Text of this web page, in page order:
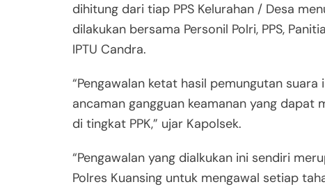
dihitung dari tiap PPS Kelurahan / Desa
dilakukan bersama Personil Polri, PPS,
IPTU Candra.
“Pengawalan ketat hasil pemungutan
ancaman gangguan keamanan yang
di tingkat PPK,” ujar Kapolsek.
“Pengawalan yang dialkukan ini sendiri
Polres Kuansing untuk mengawal setiap